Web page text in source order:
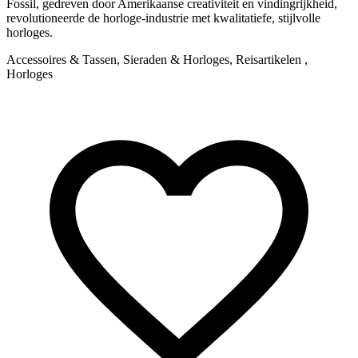
Fossil, gedreven door Amerikaanse creativiteit en vindingrijkheid,
revolutioneerde de horloge-industrie met kwalitatiefe, stijlvolle
horloges.
Accessoires & Tassen, Sieraden & Horloges, Reisartikelen ,
Horloges